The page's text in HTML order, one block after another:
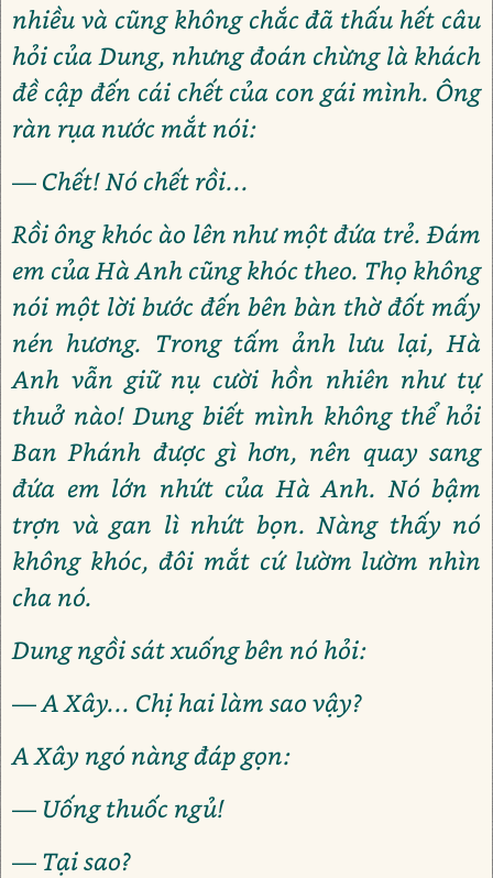
nhiều và cũng không chắc đã thấu hết câu
hỏi của Dung, nhưng đoán chừng là khách
đề cập đến cái chết của con gái mình. Ông
ràn rụa nước mắt nói:
— Chết! Nó chết rồi...
Rồi ông khóc ào lên như một đứa trẻ. Đám
em của Hà Anh cũng khóc theo. Thọ không
nói một lời bước đến bên bàn thờ đốt mấy
nén hương. Trong tấm ảnh lưu lại, Hà
Anh vẫn giữ nụ cười hồn nhiên như tự
thuở nào! Dung biết mình không thể hỏi
Ban Phánh được gì hơn, nên quay sang
đứa em lớn nhứt của Hà Anh. Nó bậm
trợn và gan lì nhứt bọn. Nàng thấy nó
không khóc, đôi mắt cứ lườm lườm nhìn
cha nó.
Dung ngồi sát xuống bên nó hỏi:
— A Xây... Chị hai làm sao vậy?
A Xây ngó nàng đáp gọn:
— Uống thuốc ngủ!
— Tại sao?